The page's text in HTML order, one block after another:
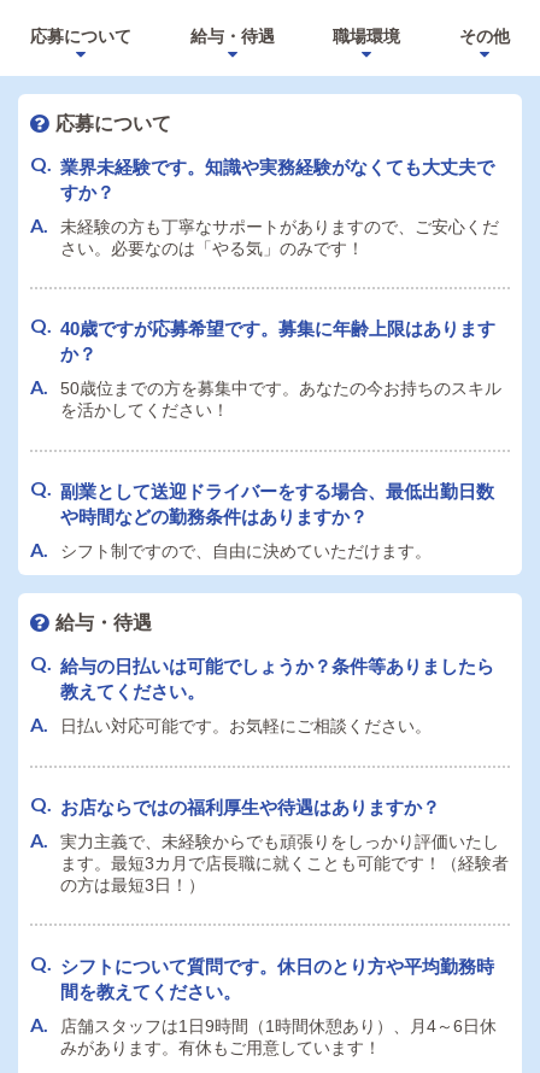
応募について 給与・待遇 職場環境 その他
応募について
業界未経験です。知識や実務経験がなくても大丈夫で
すか？
未経験の方も丁寧なサポートがありますので、ご安心くだ
さい。必要なのは「やる気」のみです！
40歳ですが応募希望です。募集に年齢上限はあります
か？
50歳位までの方を募集中です。あなたの今お持ちのスキル
を活かしてください！
副業として送迎ドライバーをする場合、最低出勤日数
や時間などの勤務条件はありますか？
シフト制ですので、自由に決めていただけます。
給与・待遇
給与の日払いは可能でしょうか？条件等ありましたら
教えてください。
日払い対応可能です。お気軽にご相談ください。
お店ならではの福利厚生や待遇はありますか？
実力主義で、未経験からでも頑張りをしっかり評価いたし
ます。最短3カ月で店長職に就くことも可能です！（経験者
の方は最短3日！）
シフトについて質問です。休日のとり方や平均勤務時
間を教えてください。
店舗スタッフは1日9時間（1時間休憩あり）、月4～6日休
みがあります。有休もご用意しています！